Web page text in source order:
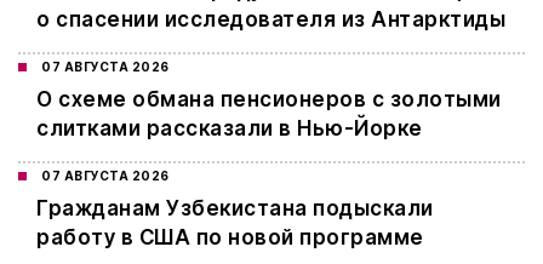
о спасении исследователя из Антарктиды
07 АВГУСТА 2026
О схеме обмана пенсионеров с золотыми
слитками рассказали в Нью-Йорке
07 АВГУСТА 2026
Гражданам Узбекистана подыскали
работу в США по новой программе